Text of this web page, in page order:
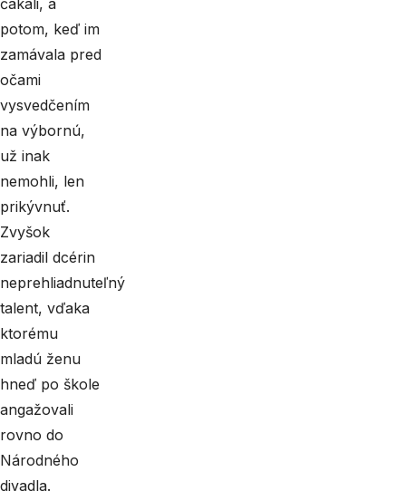
čakali, a
potom, keď im
zamávala pred
očami
vysvedčením
na výbornú,
už inak
nemohli, len
prikývnuť.
Zvyšok
zariadil dcérin
neprehliadnuteľný
talent, vďaka
ktorému
mladú ženu
hneď po škole
angažovali
rovno do
Národného
divadla.